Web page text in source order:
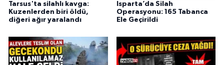
Tarsus'ta silahlı kavga:
Kuzenlerden biri öldü,
diğeri ağır yaralandı
Isparta’da Silah
Operasyonu: 165 Tabanca
Ele Geçirildi